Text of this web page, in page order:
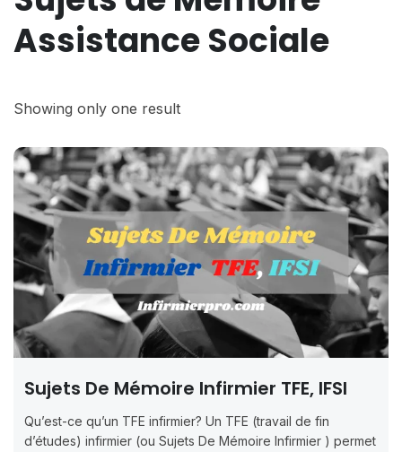
Assistance Sociale
Showing only one result
Sujets De Mémoire Infirmier TFE, IFSI
Qu’est-ce qu’un TFE infirmier? Un TFE (travail de fin
d’études) infirmier (ou Sujets De Mémoire Infirmier ) permet